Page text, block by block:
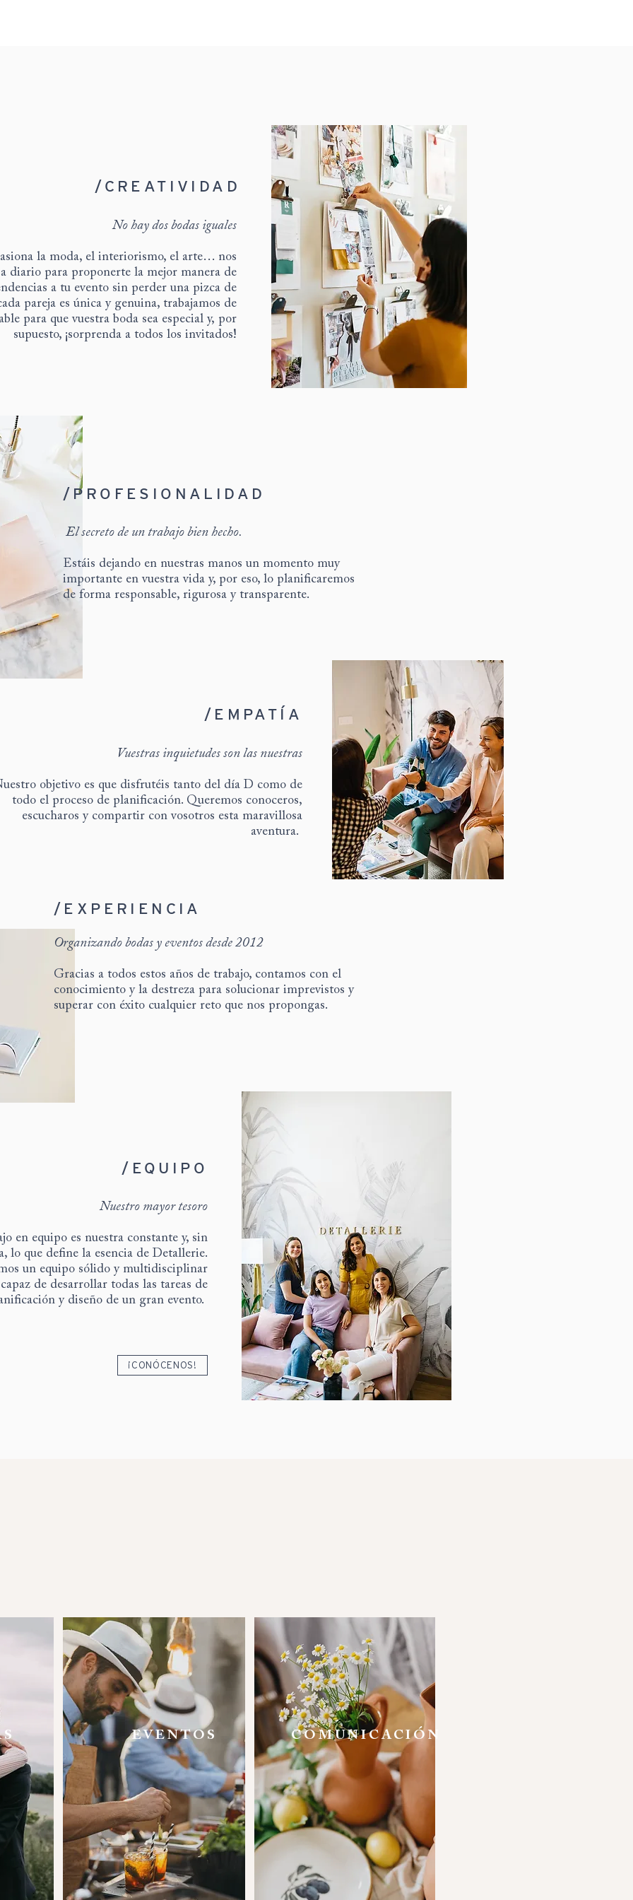
/CREATIVIDAD
No hay dos bodas iguales
la moda, el interiorismo, el arte… nos
diario para proponerte la mejor manera de
a tu evento sin perder una pizca de
pareja es única y genuina, trabajamos de
para que vuestra boda sea especial y, por
supuesto, ¡sorprenda a todos los invitados!
/PROFESIONALIDAD
El secreto de un trabajo bien hecho.
Estáis dejando en nuestras manos un momento muy
importante en vuestra vida y, por eso, lo planificaremos
de forma responsable, rigurosa y transparente.
/EMPATÍA
Vuestras inquietudes son las nuestras
objetivo es que disfrutéis tanto del día D como de
todo el proceso de planificación. Queremos conoceros,
escucharos y compartir con vosotros esta maravillosa
aventura.
/EXPERIENCIA
Organizando bodas y eventos desde 2012
Gracias a todos estos años de trabajo, contamos con el
conocimiento y la destreza para solucionar imprevistos y
superar con éxito cualquier reto que nos propongas.
/EQUIPO
Nuestro mayor tesoro
en equipo es nuestra constante y, sin
lo que define la esencia de Detallerie.
un equipo sólido y multidisciplinar
capaz de desarrollar todas las tareas de
y diseño de un gran evento.
¡CONÓCENOS!
EVENTOS COMUNICACIÓN